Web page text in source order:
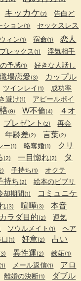
キッカケ(7)
告白ど
ション(1) セックスレス
ィン(1) 宿命(1) 恋人
レックス (1) 浮気相手
予感(1)
好きな人話し
場恋愛(3) カップル
ツインレイ (1) 成功率
避け(1)
アピールポイ
(9) W不倫(4)
４オ
プレゼント (2) 再会
年齢差(2) 言葉(2)
ー(1) 略奪婚(1)
クリ
(2) 一目惚れ(2)
タ
子持ち(1) オクテ
持ち (2)
絵本のビブリ
却期間(1)
コミュニケ
(3) 喧嘩(3) 本音
カラダ目的(2) 運気
ソウルメイト (1)
ヘア
(1) 好意(2) 占い
異性運(2) 嫉妬(1)
(1) メール返信(1)
アロ
離婚の決断(1)
ダブル